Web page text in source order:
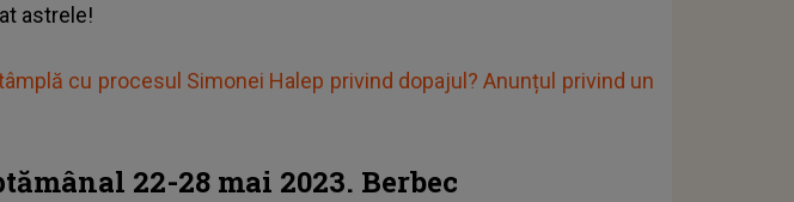
astrele!
cu procesul Simonei Halep privind dopajul? Anunțul privind un
22-28 mai 2023. Berbec